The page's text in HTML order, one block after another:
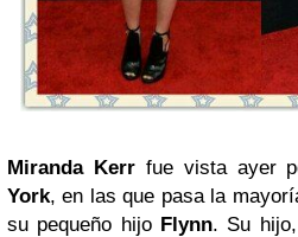
Miranda Kerr fue vista ayer
York, en las que pasa la
su pequeño hijo Flynn. Su